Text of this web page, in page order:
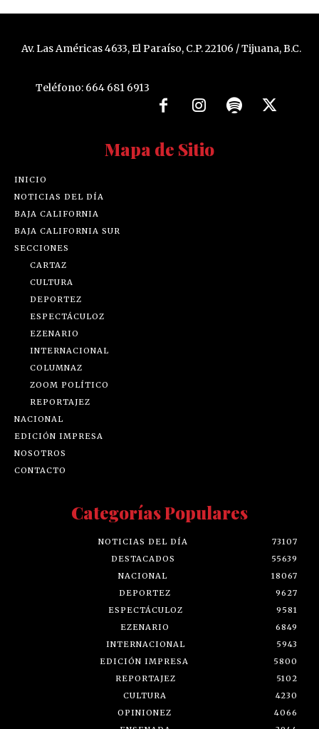
Av. Las Américas 4633, El Paraíso, C.P. 22106 / Tijuana, B.C.
Teléfono: 664 681 6913
Mapa de Sitio
INICIO
NOTICIAS DEL DÍA
BAJA CALIFORNIA
BAJA CALIFORNIA SUR
SECCIONES
CARTAZ
CULTURA
DEPORTEZ
ESPECTÁCULOZ
EZENARIO
INTERNACIONAL
COLUMNAZ
ZOOM POLÍTICO
REPORTAJEZ
NACIONAL
EDICIÓN IMPRESA
NOSOTROS
CONTACTO
Categorías Populares
NOTICIAS DEL DÍA
73107
DESTACADOS
55639
NACIONAL
18067
DEPORTEZ
9627
ESPECTÁCULOZ
9581
EZENARIO
6849
INTERNACIONAL
5943
EDICIÓN IMPRESA
5800
REPORTAJEZ
5102
CULTURA
4230
OPINIONEZ
4066